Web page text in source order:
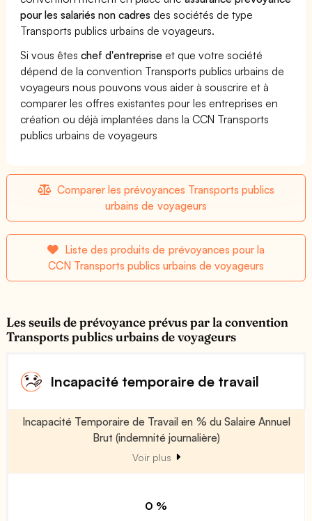
pour les salariés non cadres des sociétés de type
Transports publics urbains de voyageurs.
Si vous êteschef d'entreprise et que votre société
dépend de la convention Transports publics urbains de
voyageurs nous pouvons vous aider à souscrire et à
comparer les offres existantes pour les entreprises en
création ou déjà implantées dans la CCN Transports
publics urbains de voyageurs
Comparer les prévoyances Transports publics
urbains de voyageurs
Liste des produits de prévoyances pour la
CCN Transports publics urbains de voyageurs
Les seuils de prévoyance prévus par la convention
Transports publics urbains de voyageurs
Incapacité temporaire de travail
Incapacité Temporaire de Travail en % du Salaire Annuel
Brut (indemnité journalière)
Voir plus
0 %